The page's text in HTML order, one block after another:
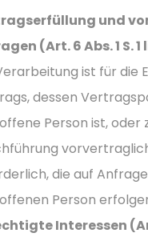
und
(Art. 6 Abs. 1 S. 1
ist für die
dessen
Person ist, oder
die auf
Person
Interessen